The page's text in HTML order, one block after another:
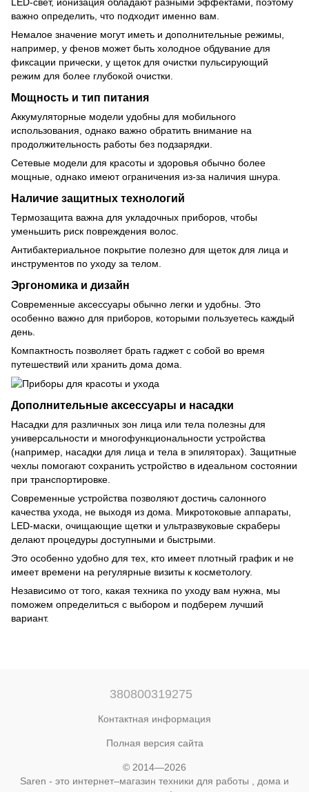
LED-свет, ионизация обладают разными эффектами, поэтому
важно определить, что подходит именно вам.
Немалое значение могут иметь и дополнительные режимы,
например, у фенов может быть холодное обдувание для
фиксации прически, у щеток для очистки пульсирующий
режим для более глубокой очистки.
Мощность и тип питания
Аккумуляторные модели удобны для мобильного
использования, однако важно обратить внимание на
продолжительность работы без подзарядки.
Сетевые модели для красоты и здоровья обычно более
мощные, однако имеют ограничения из-за наличия шнура.
Наличие защитных технологий
Термозащита важна для укладочных приборов, чтобы
уменьшить риск повреждения волос.
Антибактериальное покрытие полезно для щеток для лица и
инструментов по уходу за телом.
Эргономика и дизайн
Современные аксессуары обычно легки и удобны. Это
особенно важно для приборов, которыми пользуетесь каждый
день.
Компактность позволяет брать гаджет с собой во время
путешествий или хранить дома дома.
Дополнительные аксессуары и насадки
Насадки для различных зон лица или тела полезны для
универсальности и многофункциональности устройства
(например, насадки для лица и тела в эпиляторах). Защитные
чехлы помогают сохранить устройство в идеальном состоянии
при транспортировке.
Современные устройства позволяют достичь салонного
качества ухода, не выходя из дома. Микротоковые аппараты,
LED-маски, очищающие щетки и ультразвуковые скраберы
делают процедуры доступными и быстрыми.
Это особенно удобно для тех, кто имеет плотный график и не
имеет времени на регулярные визиты к косметологу.
Независимо от того, какая техника по уходу вам нужна, мы
поможем определиться с выбором и подберем лучший
вариант.
380800319275
Контактная информация
Полная версия сайта
© 2014—2026
Saren - это интернет–магазин техники для работы , дома и